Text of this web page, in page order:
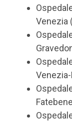
Venezia